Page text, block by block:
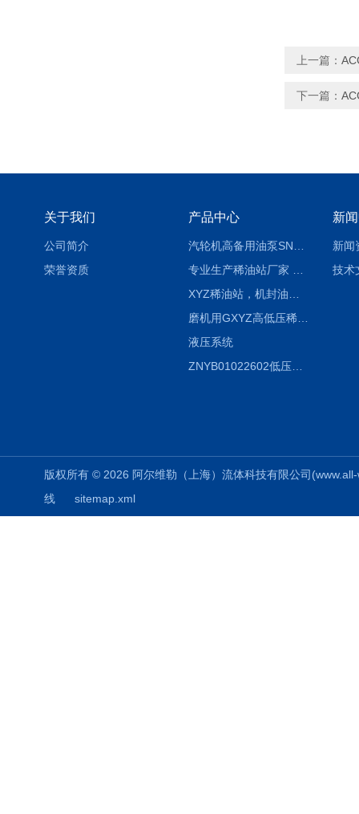
上一篇：
下一篇：
关于我们
公司简介
荣誉资质
产品中心
磨机用GXYZ高低压稀油站，静压油润滑系统
液压系统
ZNYB01022602低压螺杆泵
新
新闻
技术
版权所有 © 2026 阿尔维勒（上海）流体科技有限公司
线
sitemap.xml